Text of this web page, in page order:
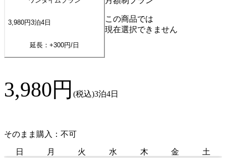
3,980円3泊4 日
延長：+300円/日
この商品では
現在選択できません
3,980円 (税込)3泊4日
そのまま購入：不可
日 月 火 水 木 金 土